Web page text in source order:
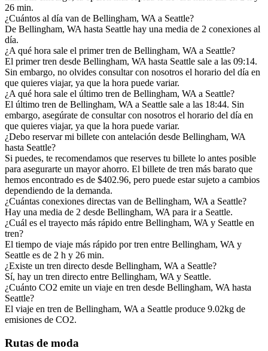
26 min.
¿Cuántos al día van de Bellingham, WA a Seattle?
De Bellingham, WA hasta Seattle hay una media de 2 conexiones al
día.
¿A qué hora sale el primer tren de Bellingham, WA a Seattle?
El primer tren desde Bellingham, WA hasta Seattle sale a las 09:14.
Sin embargo, no olvides consultar con nosotros el horario del día en
que quieres viajar, ya que la hora puede variar.
¿A qué hora sale el último tren de Bellingham, WA a Seattle?
El último tren de Bellingham, WA a Seattle sale a las 18:44. Sin
embargo, asegúrate de consultar con nosotros el horario del día en
que quieres viajar, ya que la hora puede variar.
¿Debo reservar mi billete con antelación desde Bellingham, WA
hasta Seattle?
Si puedes, te recomendamos que reserves tu billete lo antes posible
para asegurarte un mayor ahorro. El billete de tren más barato que
hemos encontrado es de $402.96, pero puede estar sujeto a cambios
dependiendo de la demanda.
¿Cuántas conexiones directas van de Bellingham, WA a Seattle?
Hay una media de 2 desde Bellingham, WA para ir a Seattle.
¿Cuál es el trayecto más rápido entre Bellingham, WA y Seattle en
tren?
El tiempo de viaje más rápido por tren entre Bellingham, WA y
Seattle es de 2 h y 26 min.
¿Existe un tren directo desde Bellingham, WA a Seattle?
Sí, hay un tren directo entre Bellingham, WA y Seattle.
¿Cuánto CO2 emite un viaje en tren desde Bellingham, WA hasta
Seattle?
El viaje en tren de Bellingham, WA a Seattle produce 9.02kg de
emisiones de CO2.
Rutas de moda